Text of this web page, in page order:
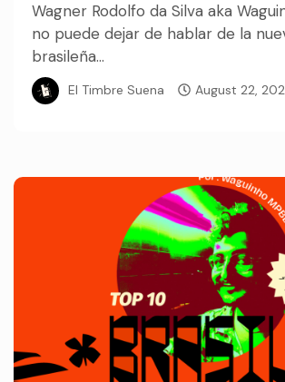
Wagner Rodolfo da Silva aka
no puede dejar de hablar de la
brasileña...
El Timbre Suena August 22,